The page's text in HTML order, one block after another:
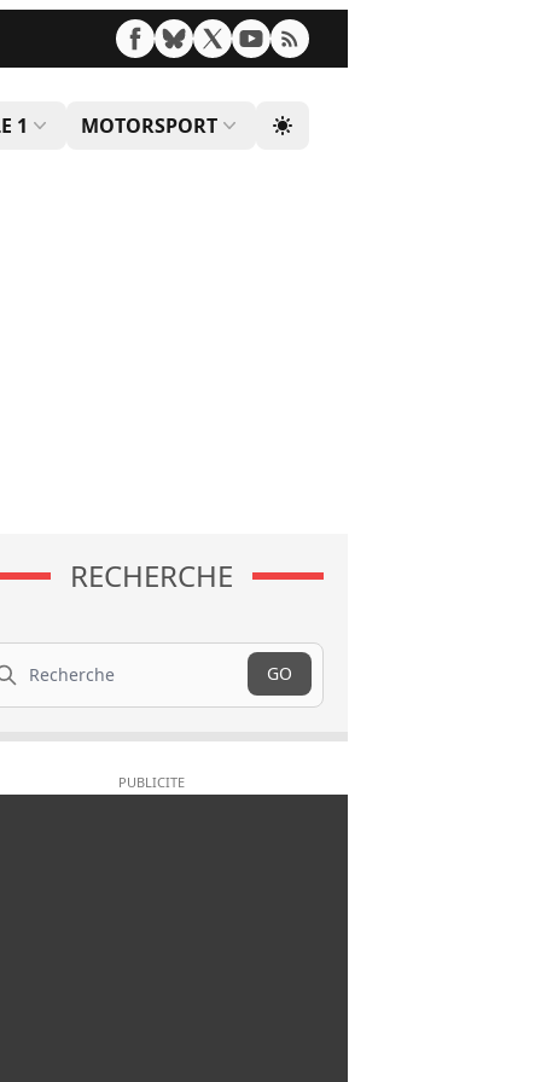
1 MOTORSPORT
RECHERCHE
GO